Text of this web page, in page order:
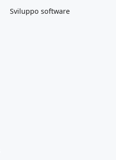
Sviluppo software